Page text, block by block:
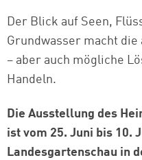
Der Blick auf Seen,
Grundwasser macht
– aber auch mögliche
Handeln.
Die Ausstellung des
ist vom 25. Juni bis 10.
Landesgartenschau in